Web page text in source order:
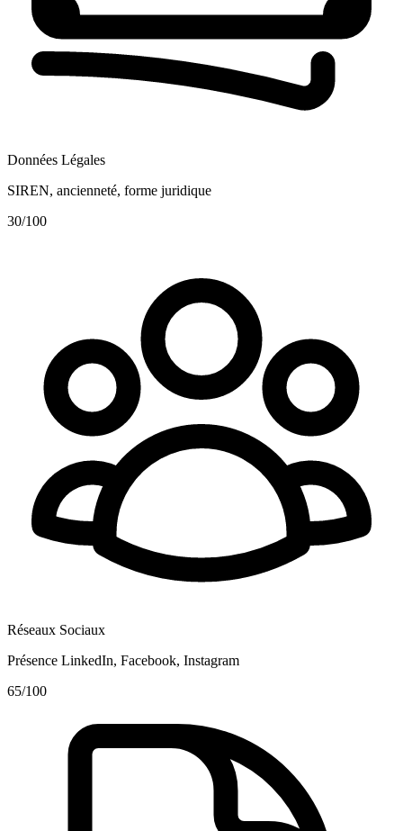
Données Légales
SIREN, ancienneté, forme juridique
30/100
Réseaux Sociaux
Présence LinkedIn, Facebook, Instagram
65/100